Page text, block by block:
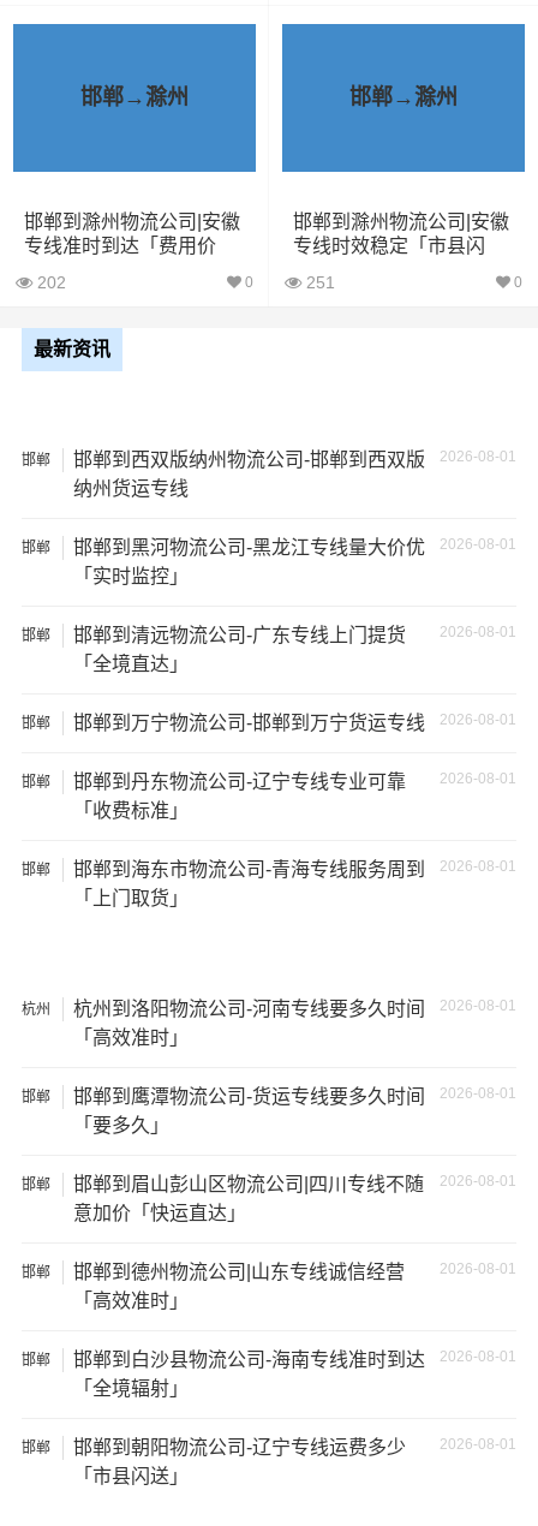
中丢失或损坏你的包裹，导致你的物品无法送达或受到损
出现延误，导致你的物品无法按时送达；
3、服务质量差：不靠谱的物流公司可能会提供劣质的服
等；
5、经济损失：如果你的包裹在运输过程中丢失或损坏，你
失。
★ 本站所列邢台到滁州物流专线费用与时效仅供参考，如
需详细了解最低资费请电话咨询。
★ 由于货运运输比较特殊，请您托运之前仔细清点您所托
通知公司客服以便安排仓库存放。
们的服务提出意见或建议，我们会认真对待并及时把处理
意见汇报于您，非常感谢您对我们的支持，我们将为客户
# 滁州专线
# 物流专线
# 物流公司
邯郸→滁州
邯郸到滁州物流公司|安徽
专线准时到达「费用价
202 0
邯郸→滁州
邯郸到滁州物流公司|安徽
专线时效稳定「市县闪
251 0
最新资讯
邯郸 2026-08-01
邯郸到西双版纳州物流公司-邯郸到西双版
纳州货运专线
邯郸 2026-08-01
邯郸到黑河物流公司-黑龙江专线量大价优
「实时监控」
邯郸 2026-08-01
邯郸到清远物流公司-广东专线上门提货
「全境直达」
邯郸 2026-08-01
邯郸到万宁物流公司-邯郸到万宁货运专线
邯郸 2026-08-01
邯郸到丹东物流公司-辽宁专线专业可靠
「收费标准」
邯郸 2026-08-01
邯郸到海东市物流公司-青海专线服务周到
「上门取货」
杭州 2026-08-01
杭州到洛阳物流公司-河南专线要多久时间
「高效准时」
邯郸 2026-08-01
邯郸到鹰潭物流公司-货运专线要多久时间
「要多久」
邯郸 2026-08-01
邯郸到眉山彭山区物流公司|四川专线不随
意加价「快运直达」
邯郸 2026-08-01
邯郸到德州物流公司|山东专线诚信经营
「高效准时」
邯郸 2026-08-01
邯郸到白沙县物流公司-海南专线准时到达
「全境辐射」
邯郸 2026-08-01
邯郸到朝阳物流公司-辽宁专线运费多少
「市县闪送」